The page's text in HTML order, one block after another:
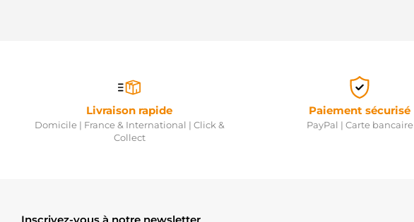
Livraison rapide
Domicile | France & International | Click &
Collect
Paiement sécurisé
PayPal | Carte bancaire